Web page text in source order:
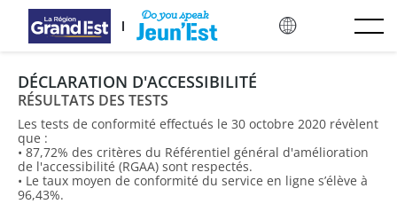
Mergi direct la conținutul principal
DÉCLARATION D'ACCESSIBILITÉ
RÉSULTATS DES TESTS
Les tests de conformité effectués le 30 octobre 2020 révèlent
que :
• 87,72% des critères du Référentiel général d'amélioration
de l'accessibilité (RGAA) sont respectés.
• Le taux moyen de conformité du service en ligne s’élève à
96,43%.